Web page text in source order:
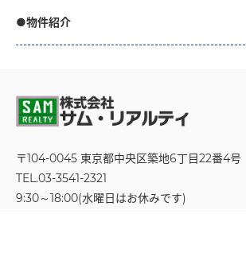
●物件紹介
〒104-0045 東京都中央区築地6丁目22番4号
TEL.03-3541-2321
9:30～18:00(水曜日はお休みです)